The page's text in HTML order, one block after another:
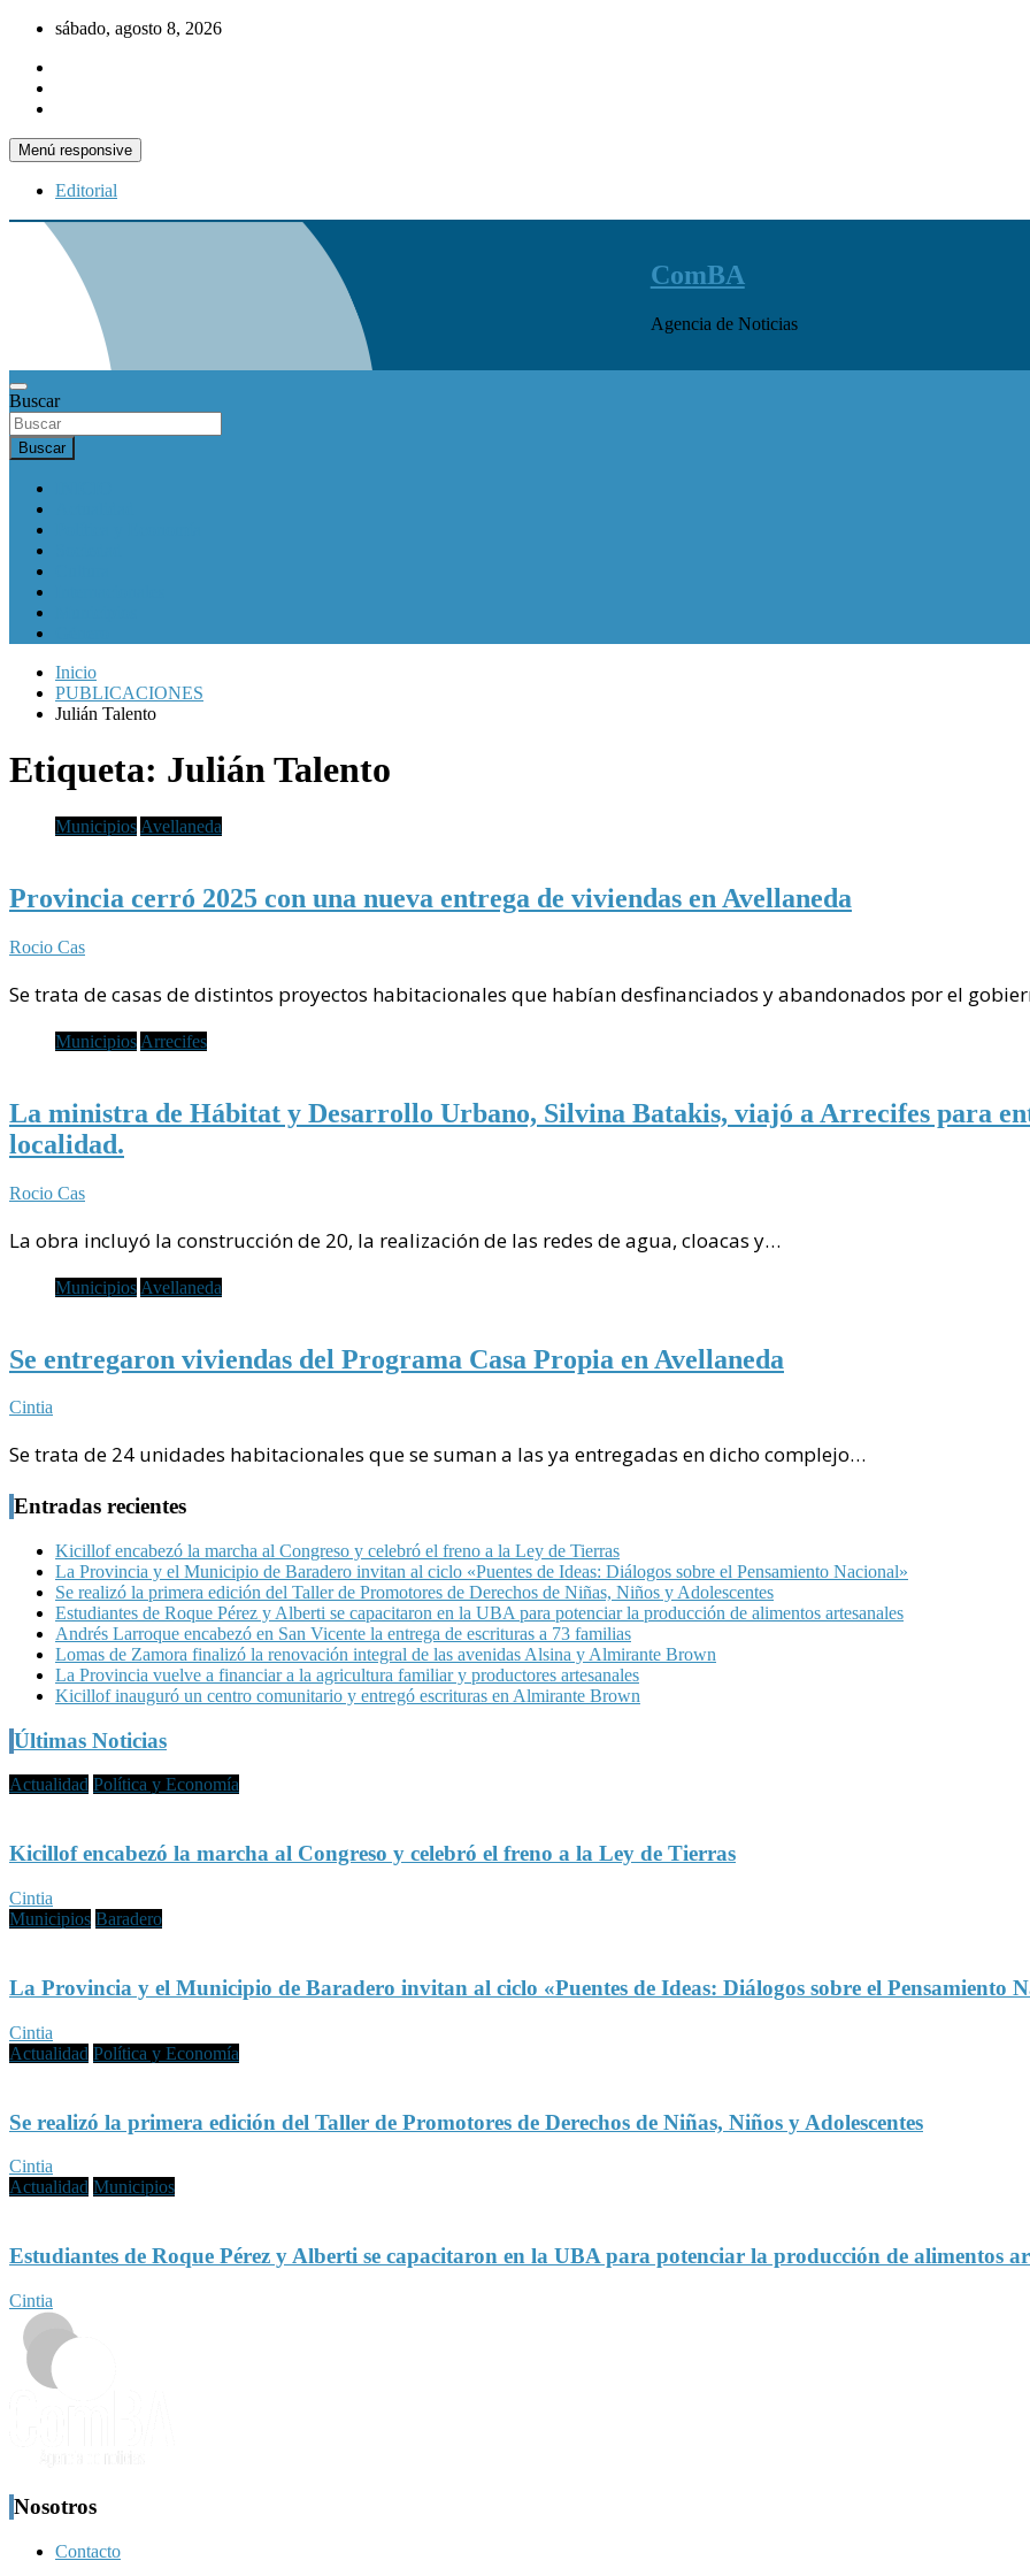
Saltar
contenido
sábado, agosto 8, 2026
Menú responsive
Editorial
ComBA
Agencia de Noticias
Buscar
Buscar
Inicio
PUBLICACIONES
Julián Talento
Etiqueta: Julián Talento
Municipios Avellaneda
Provincia cerró 2025 con una nueva entrega de viviendas en Avellaneda
Rocio Cas
Se trata de casas de distintos proyectos habitacionales que habían desfinanciados y abandonados por el
Municipios Arrecifes
La ministra de Hábitat y Desarrollo Urbano, Silvina Batakis, viajó a Arrecifes para
localidad.
Rocio Cas
La obra incluyó la construcción de 20, la realización de las redes de agua, cloacas y…
Municipios Avellaneda
Se entregaron viviendas del Programa Casa Propia en Avellaneda
Cintia
Se trata de 24 unidades habitacionales que se suman a las ya entregadas en dicho complejo…
Entradas recientes
Kicillof encabezó la marcha al Congreso y celebró el freno a la Ley de Tierras
La Provincia y el Municipio de Baradero invitan al ciclo «Puentes de Ideas: Diálogos sobre el Pensamiento Nacional»
Se realizó la primera edición del Taller de Promotores de Derechos de Niñas, Niños y Adolescentes
Estudiantes de Roque Pérez y Alberti se capacitaron en la UBA para potenciar la producción de alimentos artesanales
Andrés Larroque encabezó en San Vicente la entrega de escrituras a 73 familias
Lomas de Zamora finalizó la renovación integral de las avenidas Alsina y Almirante Brown
La Provincia vuelve a financiar a la agricultura familiar y productores artesanales
Kicillof inauguró un centro comunitario y entregó escrituras en Almirante Brown
Últimas Noticias
Actualidad Política y Economía
Kicillof encabezó la marcha al Congreso y celebró el freno a la Ley de Tierras
Cintia
Municipios Baradero
La Provincia y el Municipio de Baradero invitan al ciclo «Puentes de Ideas: Diálogos sobre el Pensamiento
Cintia
Actualidad Política y Economía
Se realizó la primera edición del Taller de Promotores de Derechos de Niñas, Niños y Adolescentes
Cintia
Actualidad Municipios
Estudiantes de Roque Pérez y Alberti se capacitaron en la UBA para potenciar la producción de alimentos
Cintia
Nosotros
Contacto